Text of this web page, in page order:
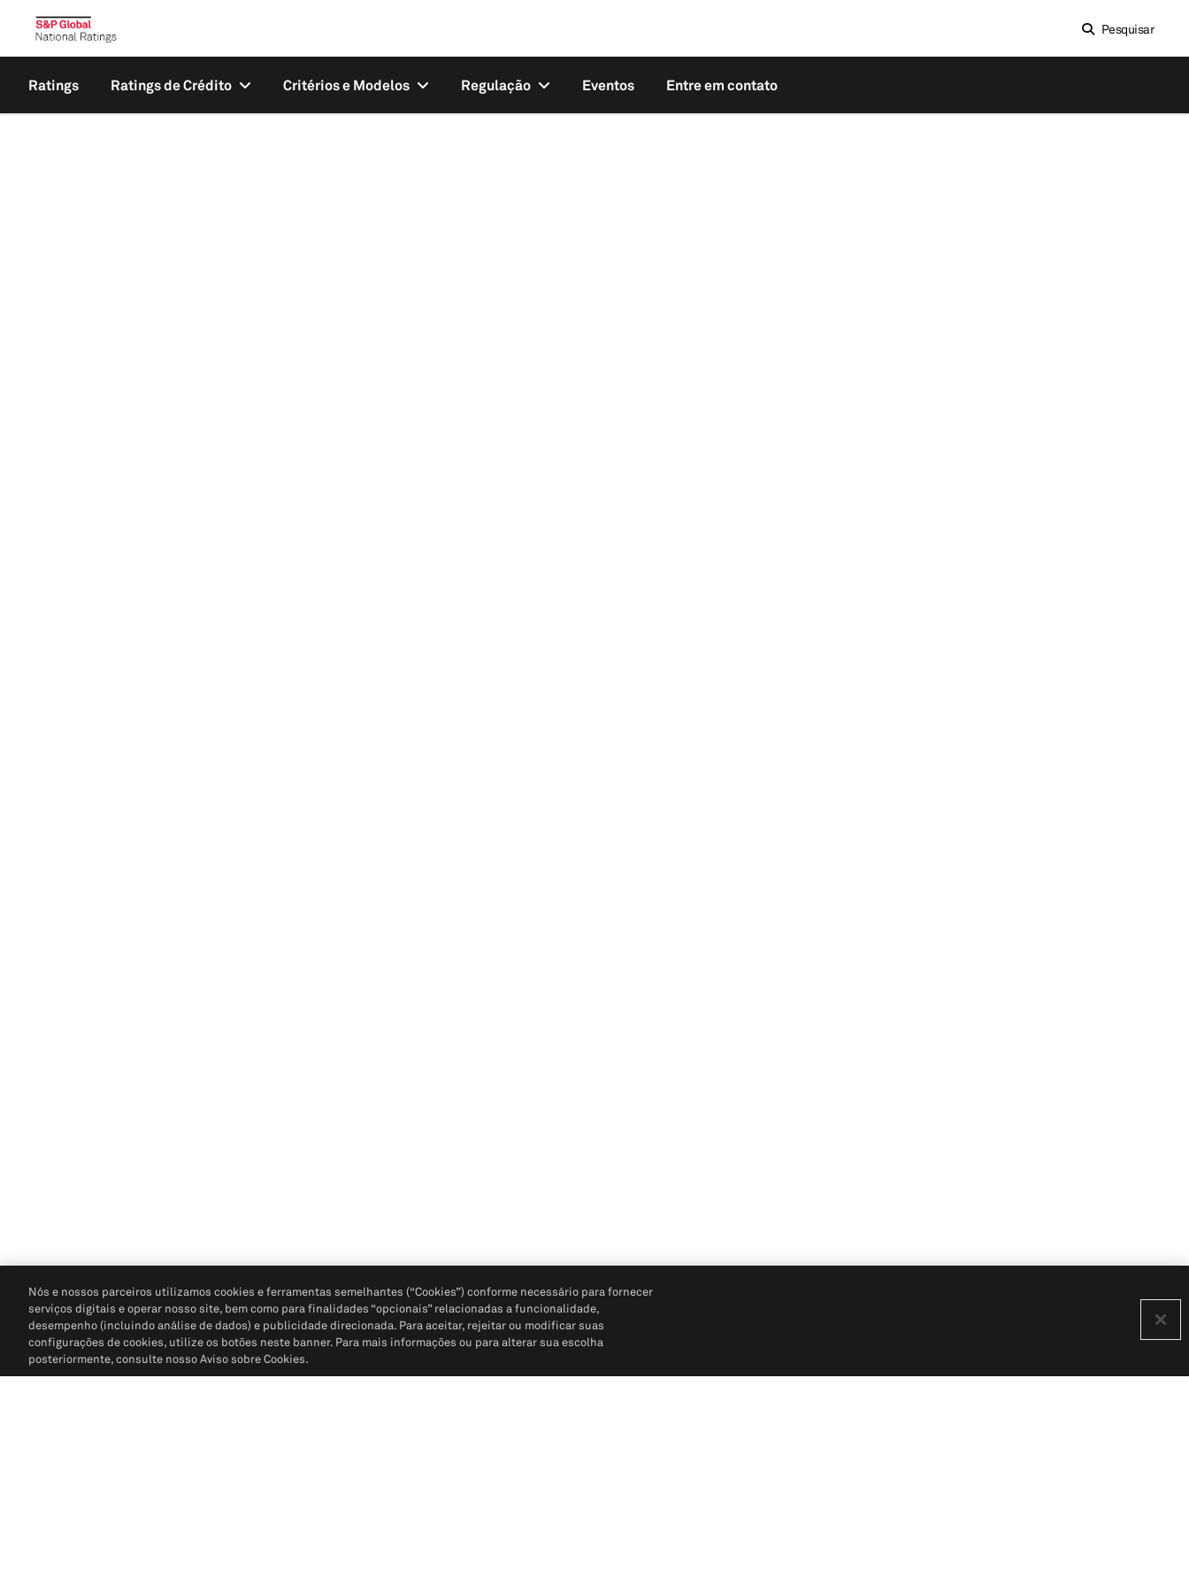
Pesquisar
Ratings Ratings de Crédito Critérios e Modelos Regulação Eventos Entre em contato
Nós e nossos parceiros utilizamos cookies e ferramentas semelhantes (“Cookies”) conforme necessário para fornecer
serviços digitais e operar nosso site, bem como para finalidades “opcionais” relacionadas a funcionalidade,
desempenho (incluindo análise de dados) e publicidade direcionada. Para aceitar, rejeitar ou modificar suas
configurações de cookies, utilize os botões neste banner. Para mais informações ou para alterar sua escolha
posteriormente, consulte nosso Aviso sobre Cookies.